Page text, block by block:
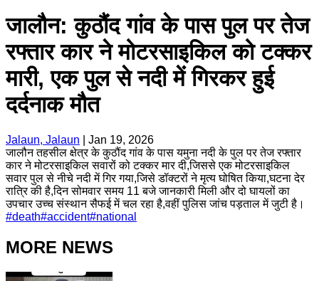
जालौन: कुठौंद गांव के पास पुल पर तेज
रफ्तार कार ने मोटरसाइकिल को टक्कर
मारी, एक पुल से नदी में गिरकर हुई
दर्दनाक मौत
Jalaun, Jalaun
Jan 19, 2026
जालौन तहसील क्षेत्र के कुठौंद गांव के पास यमुना नदी के पुल पर तेज रफ्तार
कार ने मोटरसाइकिल सवारों को टक्कर मार दी,जिससे एक मोटरसाइकिल
सवार पुल से नीचे नदी में गिर गया,जिसे डॉक्टरों ने मृत्य घोषित किया,घटना देर
रात्रि की है,दिन सोमवार समय 11 बजे जानकारी मिली और दो घायलों का
उपचार उच्च संस्थान सैफई में चल रहा है,वहीं पुलिस जांच पड़ताल में जुटी है।
#death#accident#national
MORE NEWS